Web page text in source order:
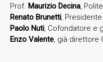
Prof. Maurizio Decina,
Renato Brunetti,
Paolo Nuti, Cofondatore e
Enzo Valente, già direttore